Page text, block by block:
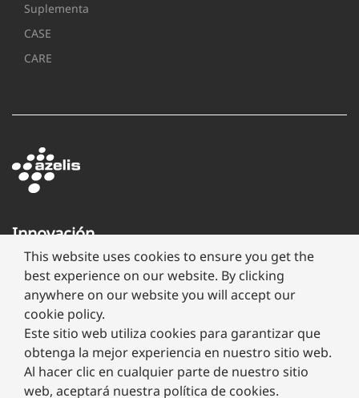
Suplementa
CASE
CARE
Innovación
través
de
formulación
This website uses cookies to ensure you get the
best experience on our website. By clicking
anywhere on our website you will accept our
cookie policy.
Este sitio web utiliza cookies para garantizar que
obtenga la mejor experiencia en nuestro sitio web.
Al hacer clic en cualquier parte de nuestro sitio
web, aceptará nuestra política de cookies.